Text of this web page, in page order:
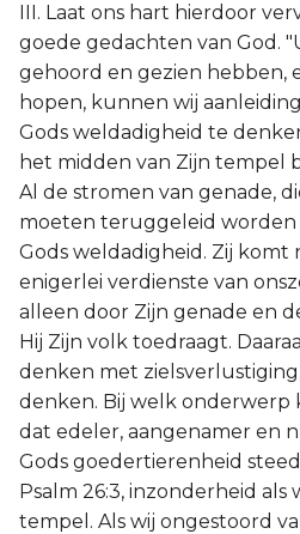
III. Laat ons hart hierdoor
goede gedachten van God.
gehoord en gezien hebben,
hopen, kunnen wij
Gods weldadigheid te
het midden van Zijn tempel
Al de stromen van genade,
moeten teruggeleid worden
Gods weldadigheid. Zij komt
enigerlei verdienste van
alleen door Zijn genade en
Hij Zijn volk toedraagt.
denken met
denken. Bij welk onderwerp
dat edeler, aangenamer en
Gods goedertierenheid
Psalm 26:3, inzonderheid als
tempel. Als wij ongestoord